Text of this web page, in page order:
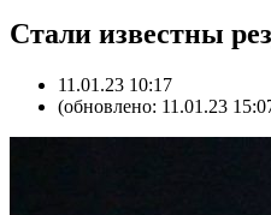
Стали известны
11.01.23 10:17
(обновлено: 11.01.23